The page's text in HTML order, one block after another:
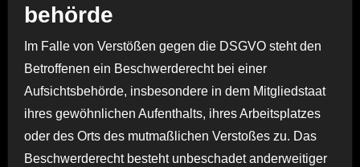
behörde
Im Falle von Verstößen gegen die DSGVO steht den
Betroffenen ein Beschwerderecht bei einer
Aufsichtsbehörde, insbesondere in dem Mitgliedstaat
ihres gewöhnlichen Aufenthalts, ihres Arbeitsplatzes
oder des Orts des mutmaßlichen Verstoßes zu. Das
Beschwerderecht besteht unbeschadet anderweitiger